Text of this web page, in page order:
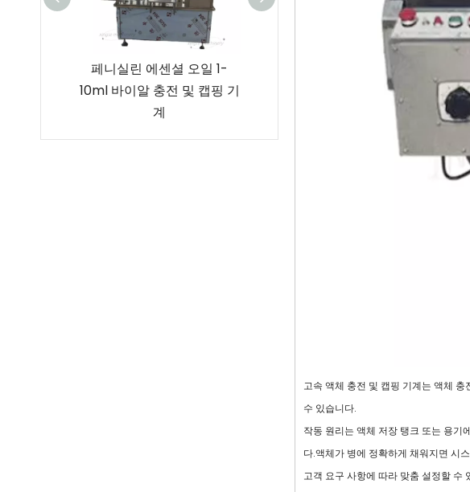
니실린 에센셜 오일 1-
바이알 충전 및 캡핑 기
고속 6헤드 바이알 충전 및
캡핑 기계
라벨링 기계를 갖춘
라스틱 앰플 충전 및
고속 액체 충전 및 캡핑 기계는 액체
수 있습니다.
작동 원리는 액체 저장 탱크 또는 용기
다.액체가 병에 정확하게 채워지면 시
고객 요구 사항에 따라 맞춤 설정할 수